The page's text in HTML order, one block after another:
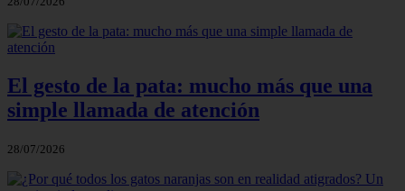
El gesto de la pata: mucho más que una
simple llamada de atención
28/07/2026